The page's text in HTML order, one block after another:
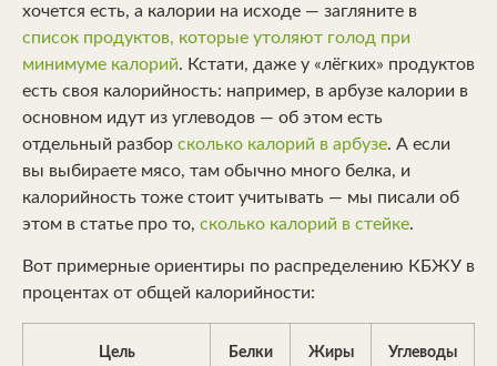
хочется есть, а калории на исходе — загляните в
список продуктов, которые утоляют голод при
минимуме калорий. Кстати, даже у «лёгких» продуктов
есть своя калорийность: например, в арбузе калории в
основном идут из углеводов — об этом есть
отдельный разбор сколько калорий в арбузе. А если
вы выбираете мясо, там обычно много белка, и
калорийность тоже стоит учитывать — мы писали об
этом в статье про то, сколько калорий в стейке.
Вот примерные ориентиры по распределению КБЖУ в
процентах от общей калорийности:
Цель Белки Жиры Углеводы